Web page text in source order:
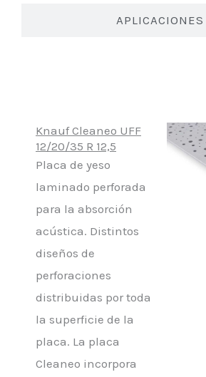
APLICACIONES
Knauf Cleaneo UFF
12/20/35 R 12,5
Placa de yeso
laminado perforada
para la absorción
acústica. Distintos
diseños de
perforaciones
distribuidas por toda
la superficie de la
placa. La placa
Cleaneo incorpora